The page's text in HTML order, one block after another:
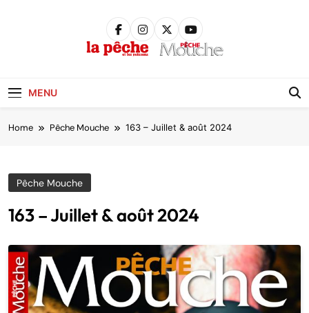
MENU
Home Pêche Mouche 163 – Juillet & août 2024
Pêche Mouche
163 – Juillet & août 2024